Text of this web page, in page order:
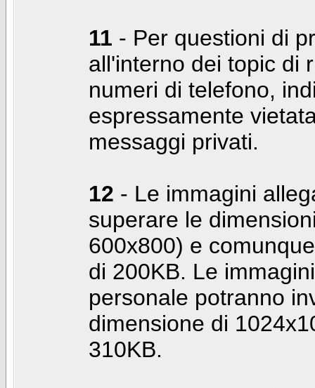
11 - Per questioni di
all'interno dei topic di
numeri di telefono,
espressamente
messaggi privati.
12 - Le immagini
superare le
600x800) e
di 200KB. Le
personale potranno
dimensione di
310KB.